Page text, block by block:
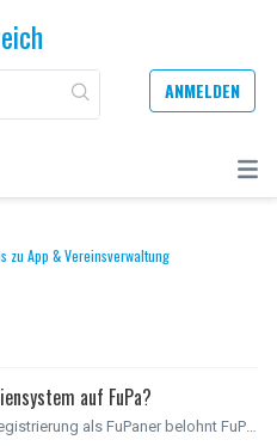
ANMELDEN
zu App & Vereinsverwaltung
auf FuPa?
1. Kurz erklärt Nach deiner Registrierung als FuPaner belohnt FuPa folgende Beiträge mit Prämienpunkten. Diese Punkte kannst du dann gegen tolle Artikel au...